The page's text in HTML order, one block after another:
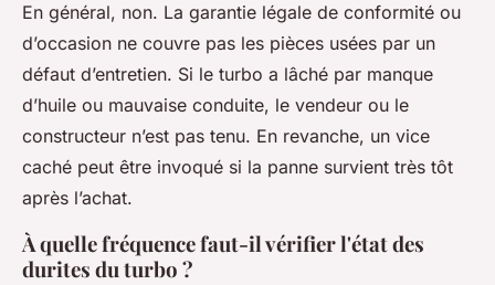
En général, non. La garantie légale de conformité ou
d’occasion ne couvre pas les pièces usées par un
défaut d’entretien. Si le turbo a lâché par manque
d’huile ou mauvaise conduite, le vendeur ou le
constructeur n’est pas tenu. En revanche, un vice
caché peut être invoqué si la panne survient très tôt
après l’achat.
À quelle fréquence faut-il vérifier l'état des
durites du turbo ?